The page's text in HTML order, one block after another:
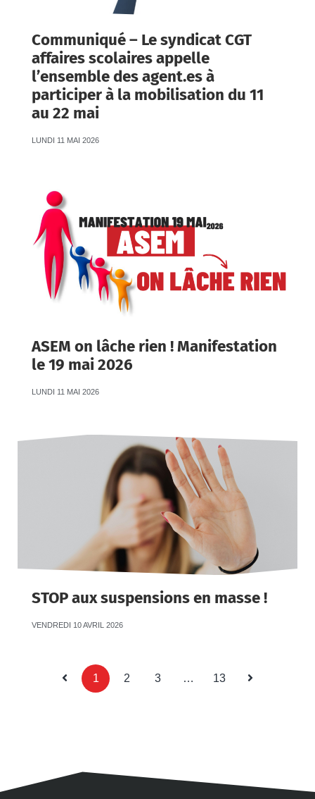
Communiqué – Le syndicat CGT
affaires scolaires appelle
l’ensemble des agent.es à
participer à la mobilisation du 11
au 22 mai
LUNDI 11 MAI 2026
ASEM on lâche rien ! Manifestation
le 19 mai 2026
LUNDI 11 MAI 2026
STOP aux suspensions en masse !
VENDREDI 10 AVRIL 2026
1 2 3 … 13